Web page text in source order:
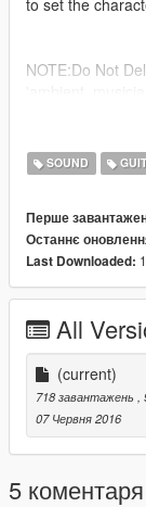
NOTE:Do Not
string Guitar
https://
SOUND
Перше
Останнє
Last Downloaded:
All
(current)
718 завантажень
07 Червня 2016
5 коментаря